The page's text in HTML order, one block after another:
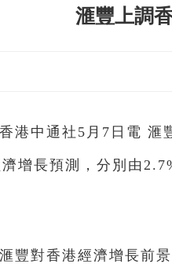
滙豐上調
香港中通社5月7日電 滙
增長預測，分別由
滙豐對香港經濟增長前